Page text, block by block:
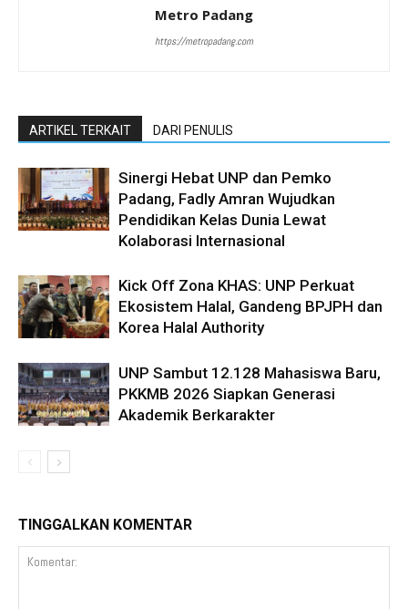
Metro Padang
https://metropadang.com
ARTIKEL TERKAIT DARI PENULIS
Sinergi Hebat UNP dan Pemko
Padang, Fadly Amran Wujudkan
Pendidikan Kelas Dunia Lewat
Kolaborasi Internasional
Kick Off Zona KHAS: UNP Perkuat
Ekosistem Halal, Gandeng BPJPH dan
Korea Halal Authority
UNP Sambut 12.128 Mahasiswa Baru,
PKKMB 2026 Siapkan Generasi
Akademik Berkarakter
TINGGALKAN KOMENTAR